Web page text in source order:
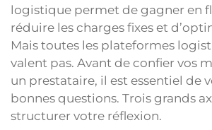
logistique permet de gagner en
réduire les charges fixes et
Mais toutes les plateformes
valent pas. Avant de confier vos
un prestataire, il est essentiel de
bonnes questions. Trois grands
structurer votre réflexion.